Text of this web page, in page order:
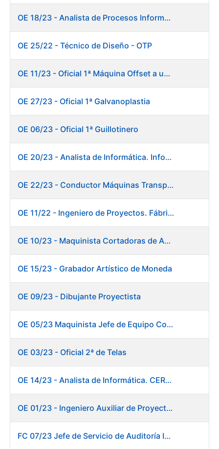
OE 18/23 - Analista de Procesos Informáticos
OE 25/22 - Técnico de Diseño - OTP
OE 11/23 - Oficial 1ª Máquina Offset a un color
OE 27/23 - Oficial 1ª Galvanoplastia
OE 06/23 - Oficial 1ª Guillotinero
OE 20/23 - Analista de Informática. Informática.
OE 22/23 - Conductor Máquinas Transportadoras-Elevadoras. Fábrica Papel.
OE 11/22 - Ingeniero de Proyectos. Fábrica de Papel
OE 10/23 - Maquinista Cortadoras de Acabados.
OE 15/23 - Grabador Artístico de Moneda
OE 09/23 - Dibujante Proyectista
OE 05/23 Maquinista Jefe de Equipo Corte y Enfajado
OE 03/23 - Oficial 2ª de Telas
OE 14/23 - Analista de Informática. CERES
OE 01/23 - Ingeniero Auxiliar de Proyectos. Innovación
FC 07/23 Jefe de Servicio de Auditoría Interna